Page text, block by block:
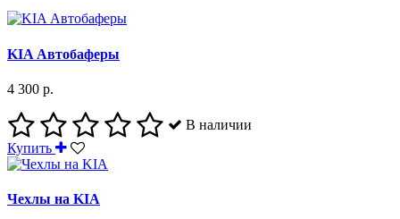
KIA Автобаферы
4 300 р.
В наличии
Купить
Чехлы на KIA